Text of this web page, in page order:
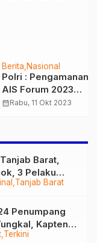
Nasional
Pengamanan KTT
2023
Aman dan
11 Okt 2023
Tanjab Barat
Barat,
3 Pelaku
Terkini
Penumpang
Kapten